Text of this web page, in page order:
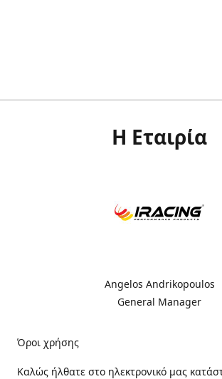
Η Εταιρία
Angelos Andrikopoulos
General Manager
Όροι χρήσης
Καλώς ήλθατε στo ηλεκτρονικό μας